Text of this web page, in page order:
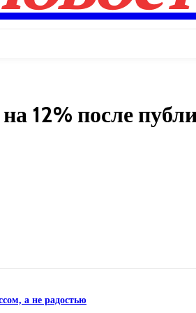
12% после
а не радостью